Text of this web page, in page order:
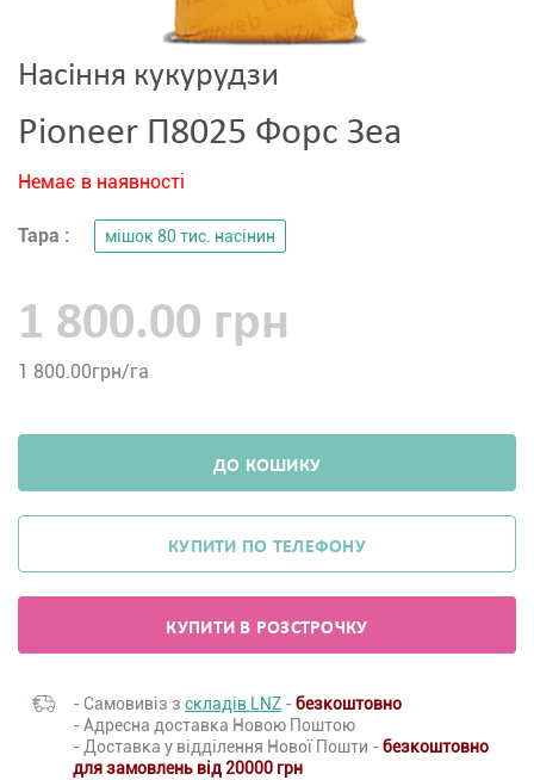
Насіння кукурудзи
Pioneer П8025 Форс Зеа
Немає в наявності
Тара : мішок 80 тис. насінин
1 800.00 грн
1 800.00грн/га
ДО КОШИКУ
КУПИТИ ПО ТЕЛЕФОНУ
КУПИТИ В РОЗСТРОЧКУ
- Самовивіз з складів LNZ - безкоштовно
- Адресна доставка Новою Поштою
- Доставка у відділення Нової Пошти - безкоштовно
для замовлень від 20000 грн